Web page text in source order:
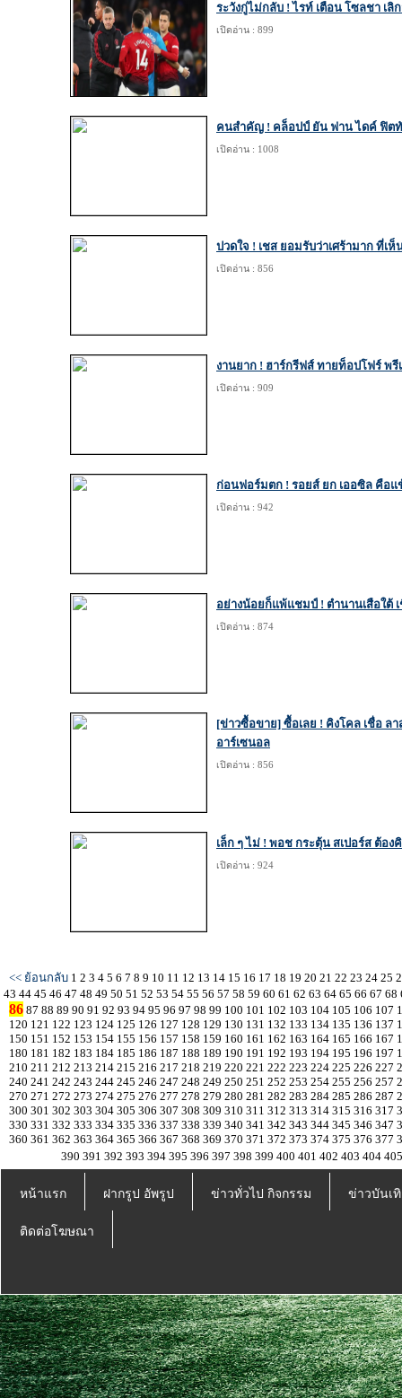
ระวังกู่ไม่กลับ ! ไรท์ เตือน โซลชา เ
เปิดอ่าน : 899
คนสำคัญ ! คล็อปป์ ยัน ฟาน ไดค์ ฟิต
เปิดอ่าน : 1008
ปวดใจ ! เชส ยอมรับว่าเศร้ามาก ที่เ
เปิดอ่าน : 856
งานยาก ! ฮาร์กรีฟส์ ทายท็อปโฟร์ พ
เปิดอ่าน : 909
ก่อนฟอร์มตก ! รอยส์ ยก เออซิล คือแ
เปิดอ่าน : 942
อย่างน้อยก็แพ้แชมป์ ! ตำนานเสือใต้
เปิดอ่าน : 874
[ข่าวซื้อขาย] ซื้อเลย ! คิงโคล เชื่อ ล
อาร์เซนอล
เปิดอ่าน : 856
เล็ก ๆ ไม่ ! พอช กระตุ้น สเปอร์ส ต้อ
เปิดอ่าน : 924
<< ย้อนกลับ 1 2 3 4 5 6 7 8 9 10 11 12 13 14 15 16 17 18 19 20 21 22 23 24 25
43 44 45 46 47 48 49 50 51 52 53 54 55 56 57 58 59 60 61 62 63 64 65 66 67 68
86 87 88 89 90 91 92 93 94 95 96 97 98 99 100 101 102 103 104 105 106 107
120 121 122 123 124 125 126 127 128 129 130 131 132 133 134 135 136 137
150 151 152 153 154 155 156 157 158 159 160 161 162 163 164 165 166 167
180 181 182 183 184 185 186 187 188 189 190 191 192 193 194 195 196 197
210 211 212 213 214 215 216 217 218 219 220 221 222 223 224 225 226 227
240 241 242 243 244 245 246 247 248 249 250 251 252 253 254 255 256 257
270 271 272 273 274 275 276 277 278 279 280 281 282 283 284 285 286 287
300 301 302 303 304 305 306 307 308 309 310 311 312 313 314 315 316 317
330 331 332 333 334 335 336 337 338 339 340 341 342 343 344 345 346 347
360 361 362 363 364 365 366 367 368 369 370 371 372 373 374 375 376 377
390 391 392 393 394 395 396 397 398 399 400 401 402 403 404
หน้าแรก ฝากรูป อัพรูป ข่าวทั่วไป กิจกรรม ข่าวบันเ
ติดต่อโฆษณา